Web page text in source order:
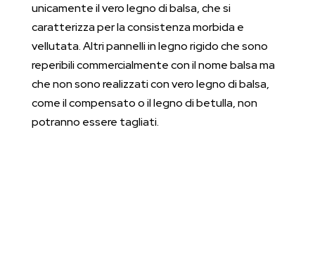
unicamente il vero legno di balsa, che si
caratterizza per la consistenza morbida e
vellutata. Altri pannelli in legno rigido che sono
reperibili commercialmente con il nome balsa ma
che non sono realizzati con vero legno di balsa,
come il compensato o il legno di betulla, non
potranno essere tagliati.